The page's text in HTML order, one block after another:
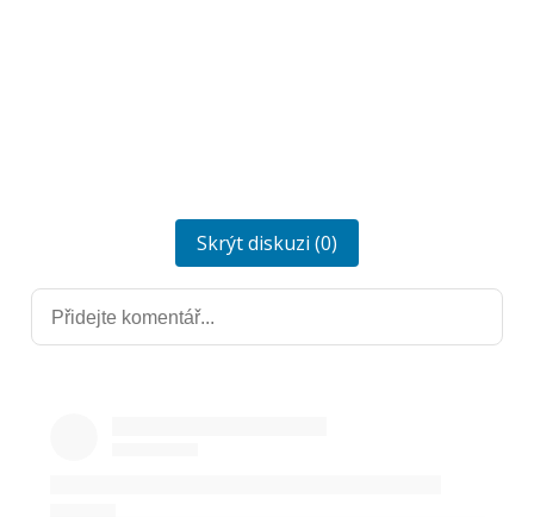
Skrýt diskuzi (0)